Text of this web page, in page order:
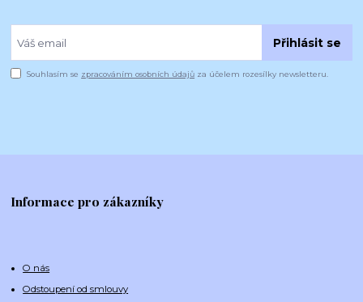
Přihlásit se
Souhlasím se zpracováním osobních údajů za účelem rozesílky newsletteru.
Informace pro zákazníky
O nás
Odstoupení od smlouvy